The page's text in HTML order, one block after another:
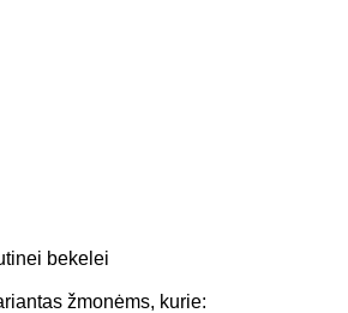
bekelei
žmonėms, kurie: